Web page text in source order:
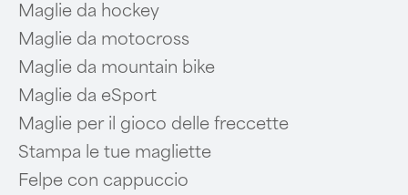
Maglie da hockey
Maglie da motocross
Maglie da mountain bike
Maglie da eSport
Maglie per il gioco delle freccette
Stampa le tue magliette
Felpe con cappuccio